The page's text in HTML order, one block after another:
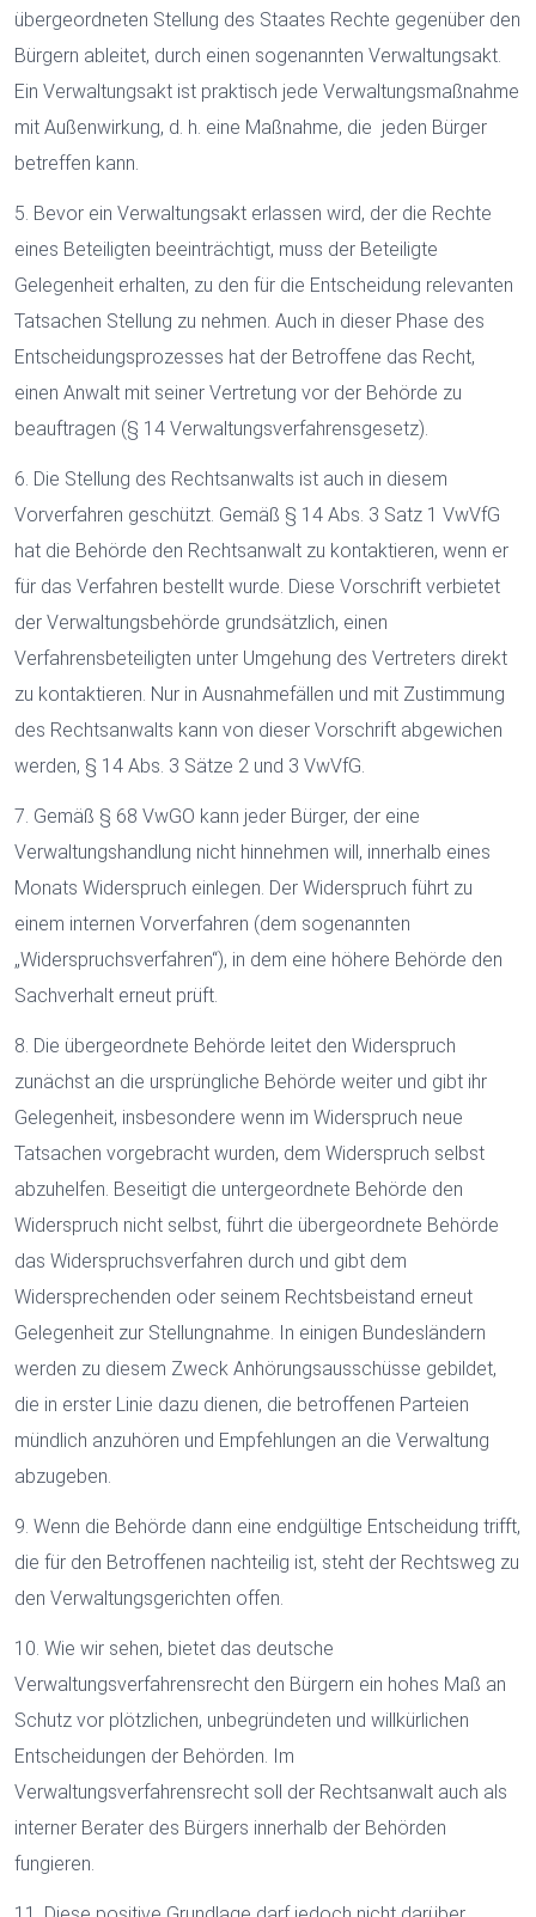
übergeordneten Stellung des Staates Rechte gegenüber den
Bürgern ableitet, durch einen sogenannten Verwaltungsakt.
Ein Verwaltungsakt ist praktisch jede Verwaltungsmaßnahme
mit Außenwirkung, d. h. eine Maßnahme, die jeden Bürger
betreffen kann.
5. Bevor ein Verwaltungsakt erlassen wird, der die Rechte
eines Beteiligten beeinträchtigt, muss der Beteiligte
Gelegenheit erhalten, zu den für die Entscheidung relevanten
Tatsachen Stellung zu nehmen. Auch in dieser Phase des
Entscheidungsprozesses hat der Betroffene das Recht,
einen Anwalt mit seiner Vertretung vor der Behörde zu
beauftragen (§ 14 Verwaltungsverfahrensgesetz).
6. Die Stellung des Rechtsanwalts ist auch in diesem
Vorverfahren geschützt. Gemäß § 14 Abs. 3 Satz 1 VwVfG
hat die Behörde den Rechtsanwalt zu kontaktieren, wenn er
für das Verfahren bestellt wurde. Diese Vorschrift verbietet
der Verwaltungsbehörde grundsätzlich, einen
Verfahrensbeteiligten unter Umgehung des Vertreters direkt
zu kontaktieren. Nur in Ausnahmefällen und mit Zustimmung
des Rechtsanwalts kann von dieser Vorschrift abgewichen
werden, § 14 Abs. 3 Sätze 2 und 3 VwVfG.
7. Gemäß § 68 VwGO kann jeder Bürger, der eine
Verwaltungshandlung nicht hinnehmen will, innerhalb eines
Monats Widerspruch einlegen. Der Widerspruch führt zu
einem internen Vorverfahren (dem sogenannten
„Widerspruchsverfahren“), in dem eine höhere Behörde den
Sachverhalt erneut prüft.
8. Die übergeordnete Behörde leitet den Widerspruch
zunächst an die ursprüngliche Behörde weiter und gibt ihr
Gelegenheit, insbesondere wenn im Widerspruch neue
Tatsachen vorgebracht wurden, dem Widerspruch selbst
abzuhelfen. Beseitigt die untergeordnete Behörde den
Widerspruch nicht selbst, führt die übergeordnete Behörde
das Widerspruchsverfahren durch und gibt dem
Widersprechenden oder seinem Rechtsbeistand erneut
Gelegenheit zur Stellungnahme. In einigen Bundesländern
werden zu diesem Zweck Anhörungsausschüsse gebildet,
die in erster Linie dazu dienen, die betroffenen Parteien
mündlich anzuhören und Empfehlungen an die Verwaltung
abzugeben.
9. Wenn die Behörde dann eine endgültige Entscheidung trifft,
die für den Betroffenen nachteilig ist, steht der Rechtsweg zu
den Verwaltungsgerichten offen.
10. Wie wir sehen, bietet das deutsche
Verwaltungsverfahrensrecht den Bürgern ein hohes Maß an
Schutz vor plötzlichen, unbegründeten und willkürlichen
Entscheidungen der Behörden. Im
Verwaltungsverfahrensrecht soll der Rechtsanwalt auch als
interner Berater des Bürgers innerhalb der Behörden
fungieren.